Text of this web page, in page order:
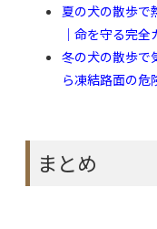
夏の犬の散歩で
｜命を守る完全
冬の犬の散歩で
ら凍結路面の危
まとめ